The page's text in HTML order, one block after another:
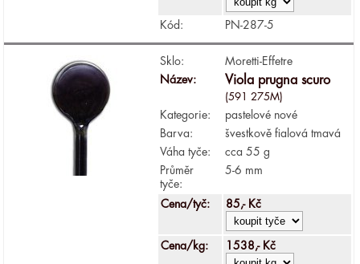
Kód: PN-287-5
Sklo:
Moretti-Effetre
Název:
Viola prugna scuro
(591 275M)
Kategorie:
pastelové nové
Barva:
švestkově fialová tmavá
Váha tyče:
cca 55 g
Průměr
tyče:
5-6 mm
Cena/tyč: 85,- Kč
Cena/kg: 1538,- Kč